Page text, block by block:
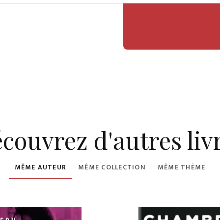
d'autres
MÊME AUTEUR MÊME COLLECTION MÊME THÈME